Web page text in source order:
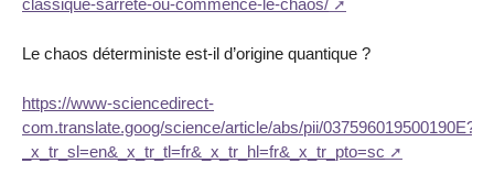
classique-sarrete-ou-commence-le-chaos/
Le chaos déterministe est-il d’origine quantique ?
https://www-sciencedirect-
com.translate.goog/science/article/abs/pii/037596019500190E?
_x_tr_sl=en&_x_tr_tl=fr&_x_tr_hl=fr&_x_tr_pto=sc